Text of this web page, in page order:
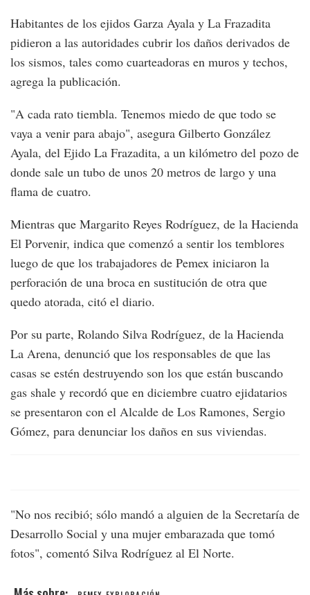
Habitantes de los ejidos Garza Ayala y La Frazadita
pidieron a las autoridades cubrir los daños derivados de
los sismos, tales como cuarteadoras en muros y techos,
agrega la publicación.
"A cada rato tiembla. Tenemos miedo de que todo se
vaya a venir para abajo", asegura Gilberto González
Ayala, del Ejido La Frazadita, a un kilómetro del pozo de
donde sale un tubo de unos 20 metros de largo y una
flama de cuatro.
Mientras que Margarito Reyes Rodríguez, de la Hacienda
El Porvenir, indica que comenzó a sentir los temblores
luego de que los trabajadores de Pemex iniciaron la
perforación de una broca en sustitución de otra que
quedo atorada, citó el diario.
Por su parte, Rolando Silva Rodríguez, de la Hacienda
La Arena, denunció que los responsables de que las
casas se estén destruyendo son los que están buscando
gas shale y recordó que en diciembre cuatro ejidatarios
se presentaron con el Alcalde de Los Ramones, Sergio
Gómez, para denunciar los daños en sus viviendas.
"No nos recibió; sólo mandó a alguien de la Secretaría de
Desarrollo Social y una mujer embarazada que tomó
fotos", comentó Silva Rodríguez al El Norte.